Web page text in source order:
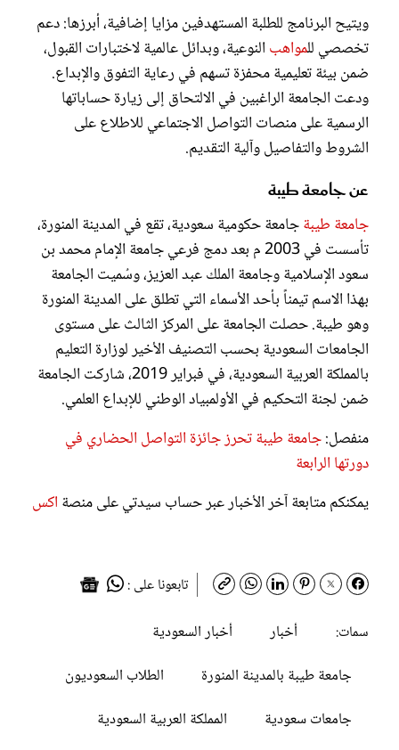
ويتيح البرنامج للطلبة المستهدفين مزايا إضافية، أبرزها: دعم
تخصصي للمواهب النوعية، وبدائل عالمية لاختبارات القبول،
ضمن بيئة تعليمية محفزة تسهم في رعاية التفوق والإبداع.
ودعت الجامعة الراغبين في الالتحاق إلى زيارة حساباتها
الرسمية على منصات التواصل الاجتماعي للاطلاع على
الشروط والتفاصيل وآلية التقديم.
عن جامعة طيبة
جامعة طيبةجامعة حكومية سعودية، تقع في المدينة المنورة،
تأسست في 2003 م بعد دمج فرعي جامعة الإمام محمد بن
سعود الإسلامية وجامعة الملك عبد العزيز، وسُميت الجامعة
بهذا الاسم تيمناً بأحد الأسماء التي تطلق على المدينة المنورة
وهو طيبة. حصلت الجامعة على المركز الثالث على مستوى
الجامعات السعودية بحسب التصنيف الأخير لوزارة التعليم
بالمملكة العربية السعودية، في فبراير 2019، شاركت الجامعة
ضمن لجنة التحكيم في الأولمبياد الوطني للإبداع العلمي.
منفصل:جامعة طيبة تحرز جائزة التواصل الحضاري في
دورتها الرابعة
يمكنكم متابعة آخر الأخبار عبر حساب سيدتي على منصة اكس
تابعونا على :
سمات:
أخبار
أخبار السعودية
جامعة طيبة بالمدينة المنورة
الطلاب السعوديون
جامعات سعودية
المملكة العربية السعودية